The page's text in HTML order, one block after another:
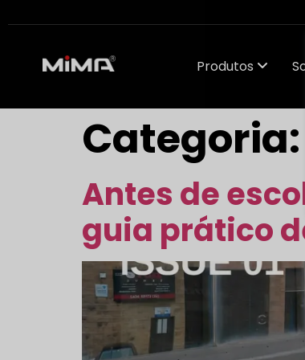
Produtos
Categoria:
Antes de
guia prático